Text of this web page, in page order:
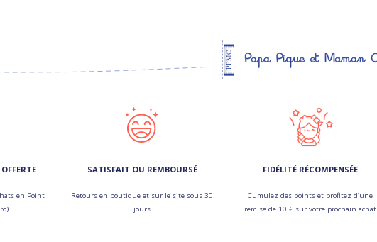
en Point
SATISFAIT OU REMBOURSÉ
Retours en boutique et sur le site sous 30
jours
FIDÉLITÉ RÉCOMPENSÉE
Cumulez des points et profitez d’une
remise de 10 € sur votre prochain achat